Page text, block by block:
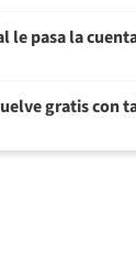
le pasa la
gratis con